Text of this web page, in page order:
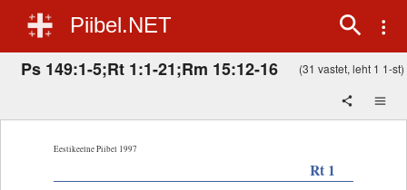
Piibel.NET
Ps 149:1-5;Rt 1:1-21;Rm 15:12-16 (31 vastet, leht 1 1-st)
Eestikeelne Piibel 1997
Rt 1